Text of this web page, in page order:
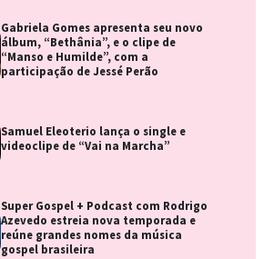
Gabriela Gomes apresenta seu novo
álbum, “Bethânia”, e o clipe de
“Manso e Humilde”, com a
participação de Jessé Perão
Samuel Eleoterio lança o single e
videoclipe de “Vai na Marcha”
Super Gospel + Podcast com Rodrigo
Azevedo estreia nova temporada e
reúne grandes nomes da música
gospel brasileira